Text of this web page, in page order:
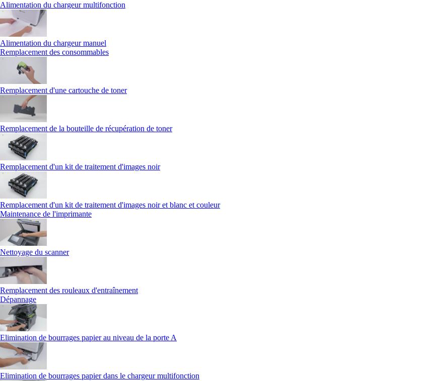
Alimentation du chargeur multifonction
Alimentation du chargeur manuel
Remplacement des consommables
Remplacement d'une cartouche de toner
Remplacement de la bouteille de récupération de toner
Remplacement d'un kit de traitement d'images noir
Remplacement d'un kit de traitement d'images noir et blanc et couleur
Maintenance de l'imprimante
Nettoyage du scanner
Remplacement des rouleaux d'entraînement
Dépannage
Elimination de bourrages papier au niveau de la porte A
Elimination de bourrages papier dans le chargeur multifonction